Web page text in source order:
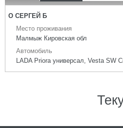
О СЕРГЕЙ Б
Место проживания
Малмыж Кировская обл
Автомобиль
LADA Priora универсал, Vesta SW